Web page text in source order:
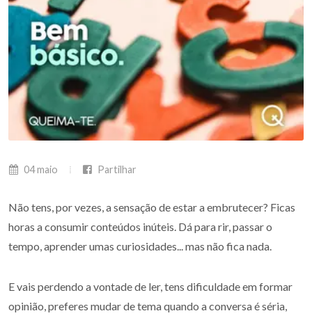
04 maio Partilhar
Não tens, por vezes, a sensação de estar a embrutecer? Ficas
horas a consumir conteúdos inúteis. Dá para rir, passar o
tempo, aprender umas curiosidades... mas não fica nada.
E vais perdendo a vontade de ler, tens dificuldade em formar
opinião, preferes mudar de tema quando a conversa é séria,